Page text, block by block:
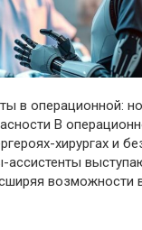
в операционной:
В
хирургах и
ассистенты
возможности